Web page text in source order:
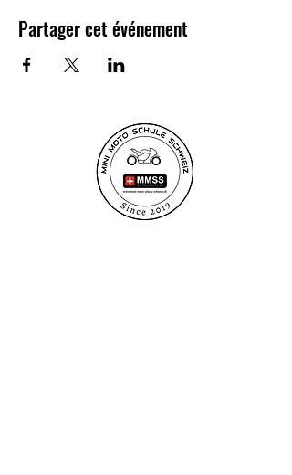
Partager cet événement